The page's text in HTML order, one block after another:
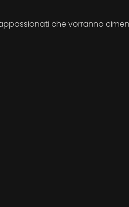
che vorranno